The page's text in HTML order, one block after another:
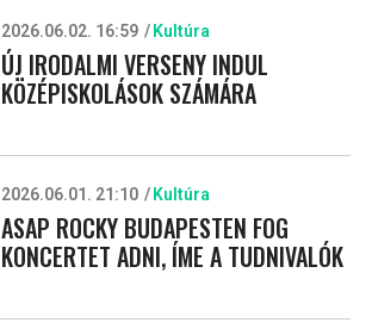
2026.06.02. 16:59 Kultúra
ÚJ IRODALMI VERSENY INDUL
KÖZÉPISKOLÁSOK SZÁMÁRA
2026.06.01. 21:10 Kultúra
ASAP ROCKY BUDAPESTEN FOG
KONCERTET ADNI, ÍME A TUDNIVALÓK